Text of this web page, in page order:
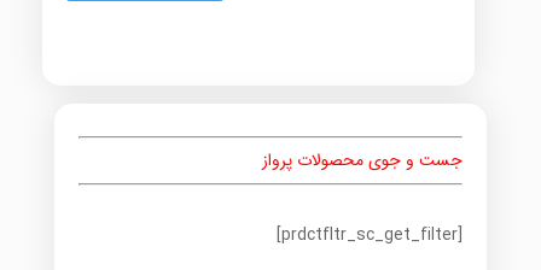
جست و جوی محصولات پرواز
[prdctfltr_sc_get_filter]